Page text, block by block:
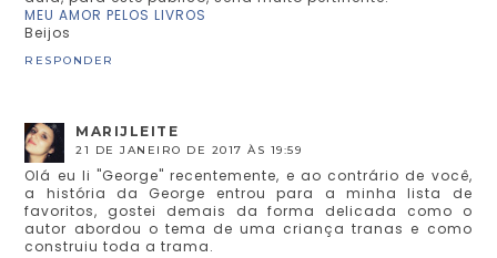
MEU AMOR PELOS LIVROS
Beijos
RESPONDER
MARIJLEITE
21 DE JANEIRO DE 2017 ÀS 19:59
Olá eu li "George" recentemente, e ao contrário de você,
a história da George entrou para a minha lista de
favoritos, gostei demais da forma delicada como o
autor abordou o tema de uma criança tranas e como
construiu toda a trama.